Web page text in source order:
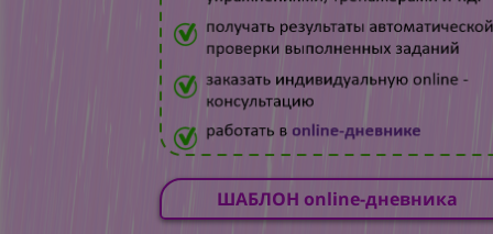
ШАБЛОН online-дневника